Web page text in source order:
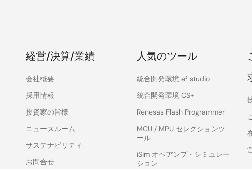
経営/決算/業績
会社概要
採用情報
投資家の皆様
ニュースルーム
サステナビリティ
お問合せ
人気のツール
統合開発環境 e² studio
統合開発環境 CS+
Renesas Flash Programmer
MCU / MPU セレクションツ
ール
iSim オペアンプ・シミュレー
ション